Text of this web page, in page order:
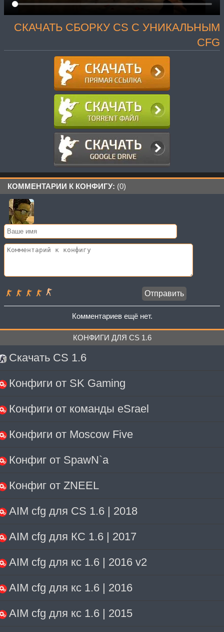
СКАЧАТЬ СБОРКУ CS С УНИКАЛЬНЫМ
CFG
КОММЕНТАРИИ К КОНФИГУ: (0)
Комментариев ещё нет.
КОНФИГИ ДЛЯ CS 1.6
Скачать CS 1.6
Конфиги от SK Gaming
Конфиги от команды eSrael
Конфиги от Moscow Five
Конфиг от SpawN`a
Конфиг от ZNEEL
AIM cfg для CS 1.6 | 2018
AIM cfg для КС 1.6 | 2017
AIM cfg для кс 1.6 | 2016 v2
AIM cfg для кс 1.6 | 2016
AIM cfg для кс 1.6 | 2015